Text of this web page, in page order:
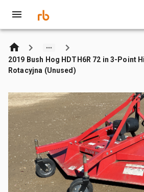
2019 Bush Hog HDTH6R 72 in 3-Point
Rotacyjna (Unused)